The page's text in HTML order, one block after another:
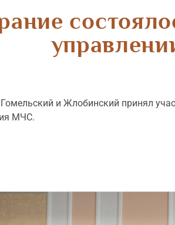
и Жлобинский принял
МЧС.